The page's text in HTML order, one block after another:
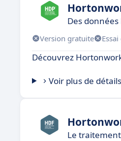
Des
Version gratuite
Découvrez
Voir plus de détails
Le